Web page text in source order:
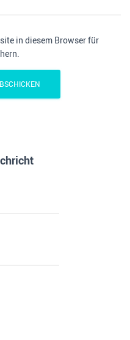
in diesem Browser für